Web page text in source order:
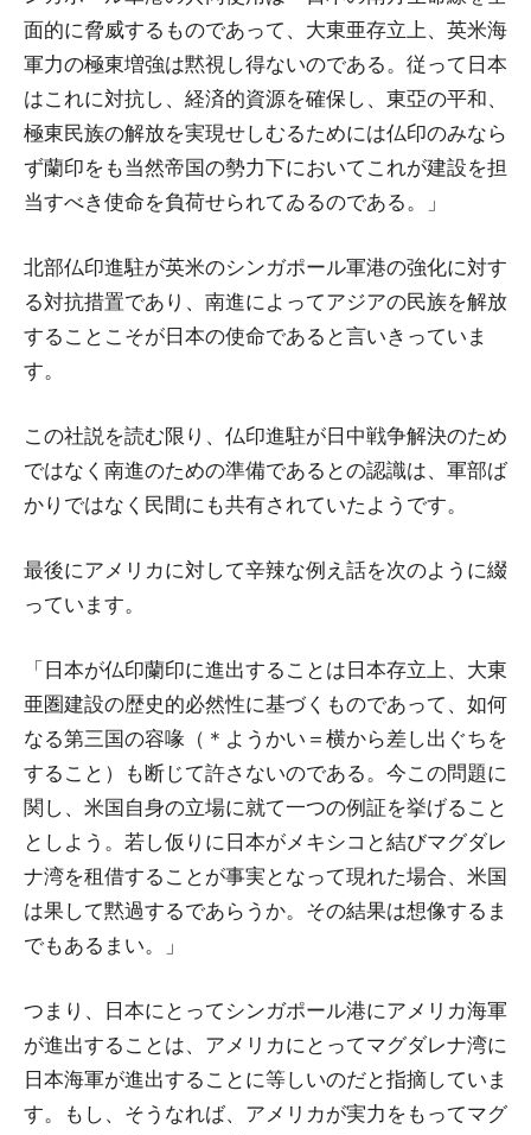
面的に脅威するものであって、大東亜存立上、英米海
軍力の極東増強は黙視し得ないのである。従って日本
はこれに対抗し、経済的資源を確保し、東亞の平和、
極東民族の解放を実現せしむるためには仏印のみなら
ず蘭印をも当然帝国の勢力下においてこれが建設を担
当すべき使命を負荷せられてゐるのである。」
北部仏印進駐が英米のシンガポール軍港の強化に対す
る対抗措置であり、南進によってアジアの民族を解放
することこそが日本の使命であると言いきっていま
す。
この社説を読む限り、仏印進駐が日中戦争解決のため
ではなく南進のための準備であるとの認識は、軍部ば
かりではなく民間にも共有されていたようです。
最後にアメリカに対して辛辣な例え話を次のように綴
っています。
「日本が仏印蘭印に進出することは日本存立上、大東
亜圏建設の歴史的必然性に基づくものであって、如何
なる第三国の容喙（＊ようかい＝横から差し出ぐちを
すること）も断じて許さないのである。今この問題に
関し、米国自身の立場に就て一つの例証を挙げること
としよう。若し仮りに日本がメキシコと結びマグダレ
ナ湾を租借することが事実となって現れた場合、米国
は果して黙過するであらうか。その結果は想像するま
でもあるまい。」
つまり、日本にとってシンガポール港にアメリカ海軍
が進出することは、アメリカにとってマグダレナ湾に
日本海軍が進出することに等しいのだと指摘していま
す。もし、そうなれば、アメリカが実力をもってマグ